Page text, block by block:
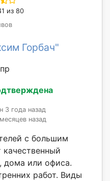
из 80
Горбач"
3 года назад
назад
с большим
дома или офиса.
работ. Виды